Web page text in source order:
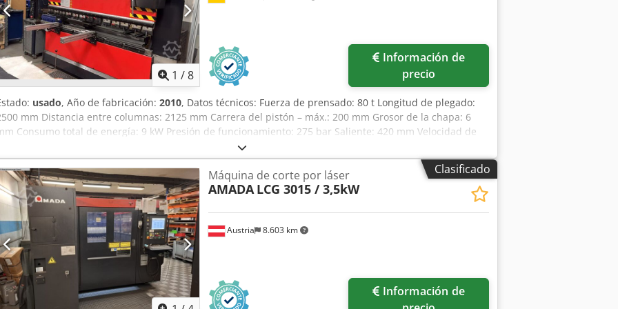
6700 kg Equipamiento: Controlador: Pantalla táctil Amada Sujeción de las herramientas superiores:
manual Amada Soporte trasero: X, R automático. Z1, Z2, Z3, Z4 mecánico. Protección láser: CE –
automático AKAS Si tiene más preguntas, estaremos encantados de responderlas.
1 /8
precio
usado, Año de fabricación: 2010, Datos técnicos: Fuerza de prensado: 80 t Longitud de plegado:
mm Distancia entre columnas: 2125 mm Carrera del pistón – máx.: 200 mm Grosor de la chapa: 6
Consumo total de energía: 9 kW Presión de funcionamiento: 275 bar Saliente: 420 mm Velocidad de
aproximación: 100 mm/s Velocidad de trabajo: 10 mm/s Peso aproximado de la máquina: 5,8 t Espacio
(aprox.): 3,8 x 2,4 x 2,95 m Dkjdjzpaqfspfx Aiuor Prensa plegadora CNC, ejes Y1, Y2, X1 y R
armario de accesorios con su contenido, poco uso
Clasificado
Austria 8.603 km
Máquina de corte por láser
AMADA LCG 3015 / 3,5kW